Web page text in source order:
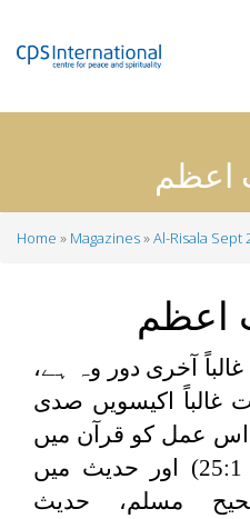
اعظم
Home Magazines Al-Risala Sept
اعظم
آخری دور وہ ہے،
غالباً اکیسویں صدی
اس عمل کو قرآن میں
گلوبل انذار (الفرقان، 25:1) اور حدیث میں
مسلم، حدیث